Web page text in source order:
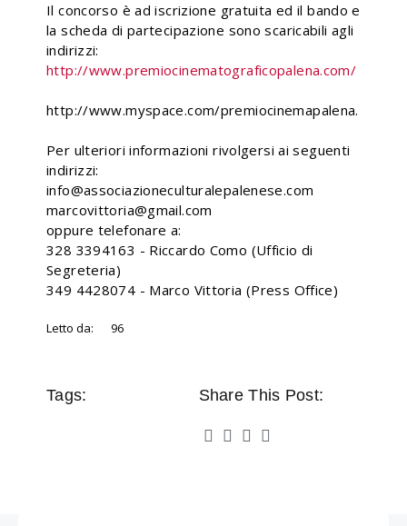
Il concorso è ad iscrizione gratuita ed il bando e
la scheda di partecipazione sono scaricabili agli
indirizzi:
http://www.premiocinematograficopalena.com/
http://www.myspace.com/premiocinemapalena.
Per ulteriori informazioni rivolgersi ai seguenti
indirizzi:
info@associazioneculturalepalenese.com
marcovittoria@gmail.com
oppure telefonare a:
328 3394163 - Riccardo Como (Ufficio di
Segreteria)
349 4428074 - Marco Vittoria (Press Office)
Letto da: 96
Tags: Share This Post: